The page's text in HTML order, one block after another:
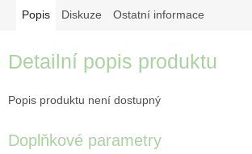
Popis Diskuze Ostatní informace
Detailní popis produktu
Popis produktu není dostupný
Doplňkové parametry